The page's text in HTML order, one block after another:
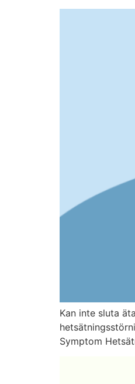
Kan inte sluta
Symptom